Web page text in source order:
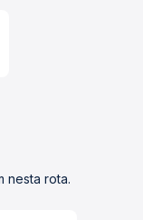
nesta rota.